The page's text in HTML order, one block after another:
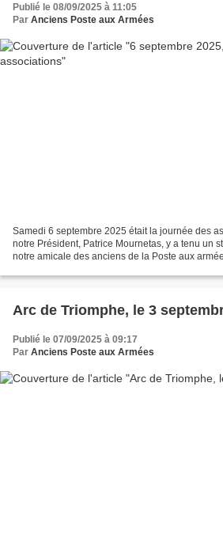
Publié le 08/09/2025 à 11:05
Par Anciens Poste aux Armées
Samedi 6 septembre 2025 était la journée des
notre Président, Patrice Mournetas, y a tenu un
notre amicale des anciens de la Poste aux
Arc de Triomphe, le 3
Publié le 07/09/2025 à 09:17
Par Anciens Poste aux Armées